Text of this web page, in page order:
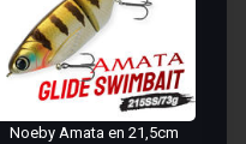
Noeby Amata en 21,5cm